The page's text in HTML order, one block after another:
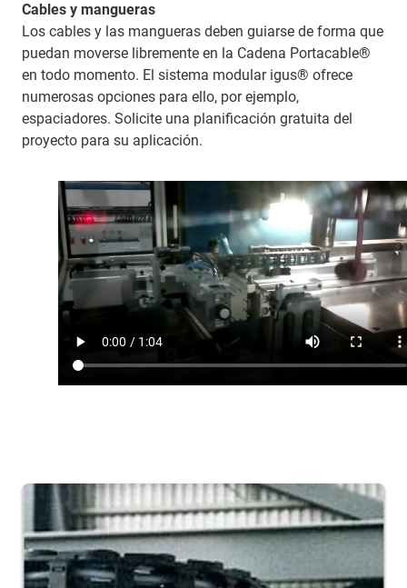
Cables y mangueras
Los cables y las mangueras deben guiarse de forma que
puedan moverse libremente en la Cadena Portacable®
en todo momento. El sistema modular igus® ofrece
numerosas opciones para ello, por ejemplo,
espaciadores. Solicite una planificación gratuita del
proyecto para su aplicación.